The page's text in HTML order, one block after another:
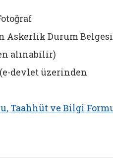
Askerlik Durum Belgesi
alınabilir)
devlet üzerinden
Taahhüt ve Bilgi